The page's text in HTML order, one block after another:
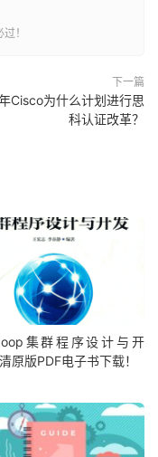
！
下一篇
Cisco为什么计划进行思
科认证改革？
集群程序设计与开
原版PDF电子书下载！